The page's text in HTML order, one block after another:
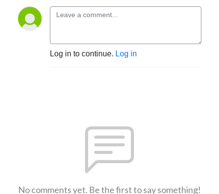
Log in to continue. Log in
No comments yet. Be the first to say something!